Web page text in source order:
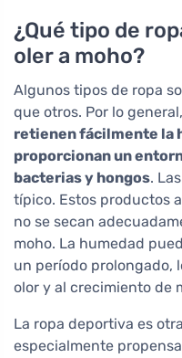
¿Qué tipo de
oler a moho?
Algunos tipos de ropa
que otros. Por lo
retienen fácilmente la
proporcionan un
bacterias y hongos.
típico. Estos productos
no se secan
moho. La humedad
un período prolongado,
olor y al crecimiento de
La ropa deportiva es
especialmente